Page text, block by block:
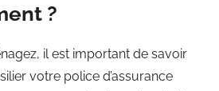
?
il est important de savoir
votre police d’assurance